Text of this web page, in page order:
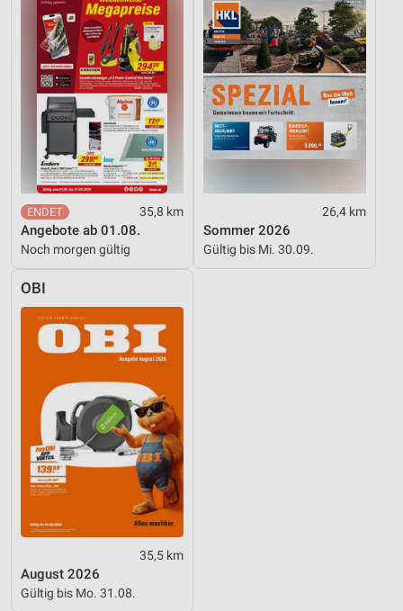
35,8 km
Angebote ab 01.08.
Noch morgen gültig
26,4 km
Sommer 2026
Gültig bis Mi. 30.09.
OBI
35,5 km
August 2026
Gültig bis Mo. 31.08.
Funktional
Werbung